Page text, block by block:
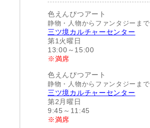
色えんぴつアート
静物・人物からファンタジーまで
三ツ境カルチャーセンター
第1火曜日
13:00～15:00
※満席
色えんぴつアート
静物・人物からファンタジーまで
三ツ境カルチャーセンター
第2月曜日
9:45～11:45
※満席